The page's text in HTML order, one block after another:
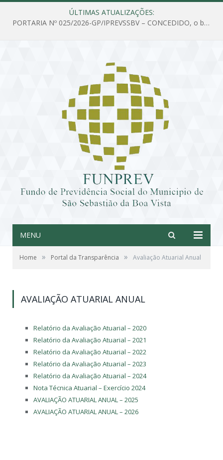
ÚLTIMAS ATUALIZAÇÕES:
PORTARIA Nº 025/2026-GP/IPREVSSBV – CONCEDIDO, o benefício de PENSÃO a MARIA ESTELA DOS SANTOS SOUZA
MENU
Home » Portal da Transparência » Avaliação Atuarial Anual
AVALIAÇÃO ATUARIAL ANUAL
Relatório da Avaliação Atuarial – 2020
Relatório da Avaliação Atuarial – 2021
Relatório da Avaliação Atuarial – 2022
Relatório da Avaliação Atuarial – 2023
Relatório da Avaliação Atuarial – 2024
Nota Técnica Atuarial – Exercício 2024
AVALIAÇÃO ATUARIAL ANUAL – 2025
AVALIAÇÃO ATUARIAL ANUAL – 2026